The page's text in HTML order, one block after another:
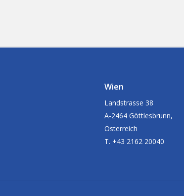
Wien
Landstrasse 38
A-2464 Göttlesbrunn,
Österreich
T. +43 2162 20040